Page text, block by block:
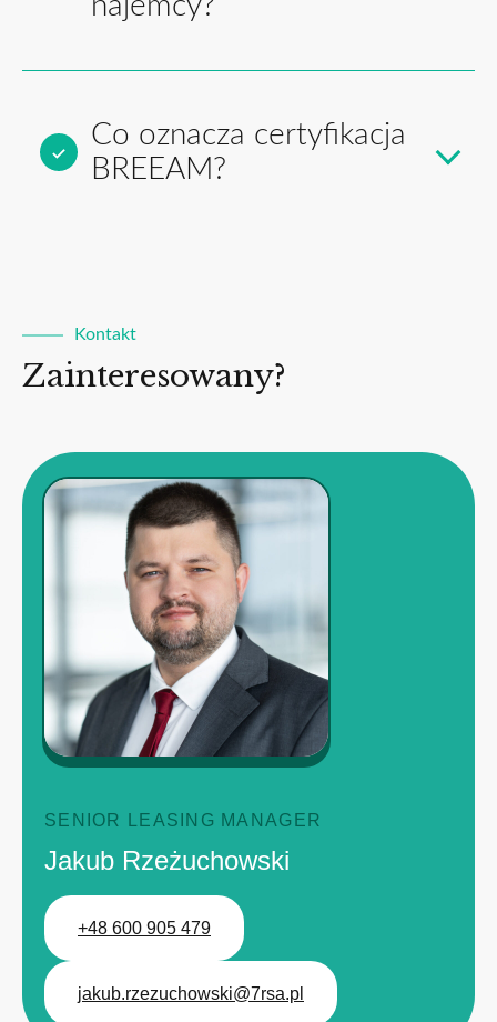
Co oznacza certyfikacja
BREEAM?
Kontakt
Zainteresowany?
SENIOR LEASING MANAGER
Jakub Rzeżuchowski
+48 600 905 479
jakub.rzezuchowski@7rsa.pl